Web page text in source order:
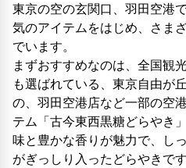
東京の空の玄関口、羽田空港
気のアイテムをはじめ、さま
でいます。
まずおすすめなのは、全国観
も選ばれている、東京自由が
の、羽田空港店など一部の空
テム「古今東西黒糖どらやき
味と豊かな香りが魅力で、し
がぎっしり入ったどらやきで